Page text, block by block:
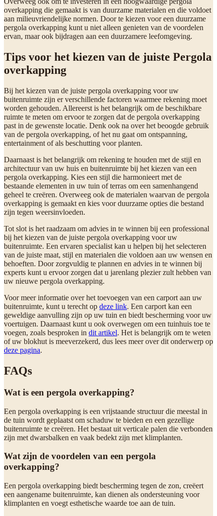
overkapping die gemaakt is van duurzame materialen en die voldoet
aan milieuvriendelijke normen. Door te kiezen voor een duurzame
pergola overkapping kunt u niet alleen genieten van de voordelen
ervan, maar ook bijdragen aan een duurzamere leefomgeving.
Tips voor het kiezen van de juiste Pergola
overkapping
Bij het kiezen van de juiste pergola overkapping voor uw
buitenruimte zijn er verschillende factoren waarmee rekening moet
worden gehouden. Allereerst is het belangrijk om de beschikbare
ruimte te meten om ervoor te zorgen dat de pergola overkapping
past in de gewenste locatie. Denk ook na over het beoogde gebruik
van de pergola overkapping, of het nu gaat om ontspanning,
entertainment of als beschutting voor planten.
Daarnaast is het belangrijk om rekening te houden met de stijl en
architectuur van uw huis en buitenruimte bij het kiezen van een
pergola overkapping. Kies een stijl die harmonieert met de
bestaande elementen in uw tuin of terras om een samenhangend
geheel te creëren. Overweeg ook de materialen waarvan de pergola
overkapping is gemaakt en kies voor duurzame opties die bestand
zijn tegen weersinvloeden.
Tot slot is het raadzaam om advies in te winnen bij een professional
bij het kiezen van de juiste pergola overkapping voor uw
buitenruimte. Een ervaren specialist kan u helpen bij het selecteren
van de juiste maat, stijl en materialen die voldoen aan uw wensen en
behoeften. Door zorgvuldig te plannen en advies in te winnen bij
experts kunt u ervoor zorgen dat u jarenlang plezier zult hebben van
uw nieuwe pergola overkapping.
Voor meer informatie over het toevoegen van een carport aan uw
buitenruimte, kunt u terecht op deze link. Een carport kan een
geweldige aanvulling zijn op uw tuin en biedt bescherming voor uw
voertuigen. Daarnaast kunt u ook overwegen om een tuinhuis toe te
voegen, zoals besproken in dit artikel. Het is belangrijk om te weten
of uw blokhut is meeverzekerd, dus lees meer over dit onderwerp op
deze pagina.
FAQs
Wat is een pergola overkapping?
Een pergola overkapping is een vrijstaande structuur die meestal in
de tuin wordt geplaatst om schaduw te bieden en een gezellige
buitenruimte te creëren. Het bestaat uit verticale palen die verbonden
zijn met dwarsbalken en vaak bedekt zijn met klimplanten.
Wat zijn de voordelen van een pergola
overkapping?
Een pergola overkapping biedt bescherming tegen de zon, creëert
een aangename buitenruimte, kan dienen als ondersteuning voor
klimplanten en voegt esthetische waarde toe aan de tuin.